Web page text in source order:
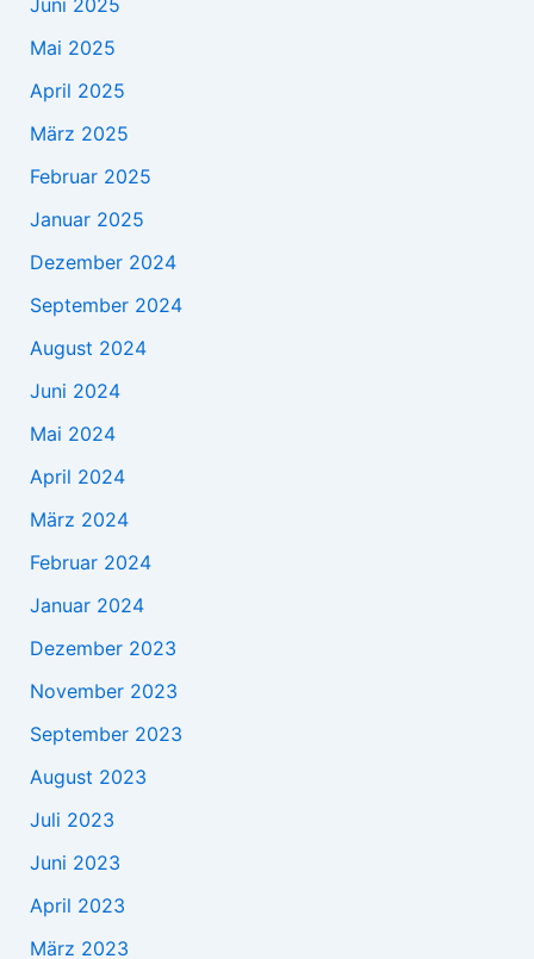
Juni 2025
Mai 2025
April 2025
März 2025
Februar 2025
Januar 2025
Dezember 2024
September 2024
August 2024
Juni 2024
Mai 2024
April 2024
März 2024
Februar 2024
Januar 2024
Dezember 2023
November 2023
September 2023
August 2023
Juli 2023
Juni 2023
April 2023
März 2023